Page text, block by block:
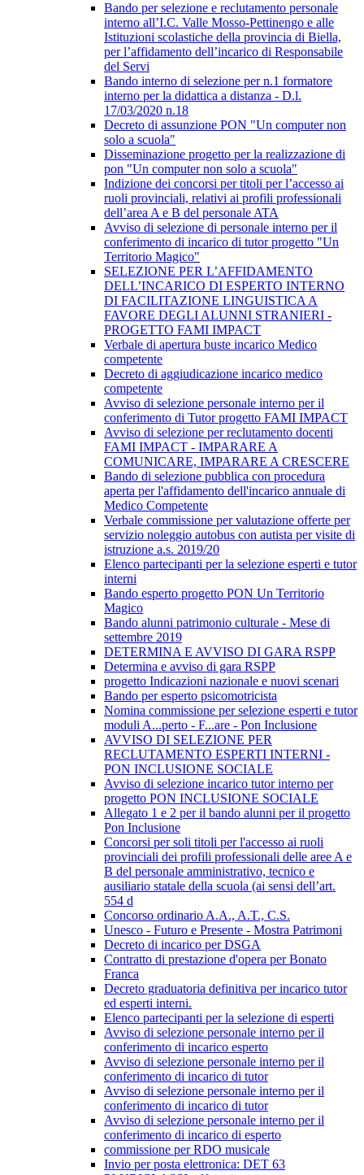
Bando per selezione e reclutamento personale
interno all’I.C. Valle Mosso-Pettinengo e alle
Istituzioni scolastiche della provincia di Biella,
per l’affidamento dell’incarico di Responsabile
del Servi
Bando interno di selezione per n.1 formatore
interno per la didattica a distanza - D.l.
17/03/2020 n.18
Decreto di assunzione PON "Un computer non
solo a scuola"
Disseminazione progetto per la realizzazione di
pon "Un computer non solo a scuola"
Indizione dei concorsi per titoli per l’accesso ai
ruoli provinciali, relativi ai profili professionali
dell’area A e B del personale ATA
Avviso di selezione di personale interno per il
conferimento di incarico di tutor progetto "Un
Territorio Magico"
SELEZIONE PER L’AFFIDAMENTO
DELL’INCARICO DI ESPERTO INTERNO
DI FACILITAZIONE LINGUISTICA A
FAVORE DEGLI ALUNNI STRANIERI -
PROGETTO FAMI IMPACT
Verbale di apertura buste incarico Medico
competente
Decreto di aggiudicazione incarico medico
competente
Avviso di selezione personale interno per il
conferimento di Tutor progetto FAMI IMPACT
Avviso di selezione per reclutamento docenti
FAMI IMPACT - IMPARARE A
COMUNICARE, IMPARARE A CRESCERE
Bando di selezione pubblica con procedura
aperta per l'affidamento dell'incarico annuale di
Medico Competente
Verbale commissione per valutazione offerte per
servizio noleggio autobus con autista per visite di
istruzione a.s. 2019/20
Elenco partecipanti per la selezione esperti e tutor
interni
Bando esperto progetto PON Un Territorio
Magico
Bando alunni patrimonio culturale - Mese di
settembre 2019
DETERMINA E AVVISO DI GARA RSPP
Determina e avviso di gara RSPP
progetto Indicazioni nazionale e nuovi scenari
Bando per esperto psicomotricista
Nomina commissione per selezione esperti e tutor
moduli A...perto - F...are - Pon Inclusione
AVVISO DI SELEZIONE PER
RECLUTAMENTO ESPERTI INTERNI -
PON INCLUSIONE SOCIALE
Avviso di selezione incarico tutor interno per
progetto PON INCLUSIONE SOCIALE
Allegato 1 e 2 per il bando alunni per il progetto
Pon Inclusione
Concorsi per soli titoli per l'accesso ai ruoli
provinciali dei profili professionali delle aree A e
B del personale amministrativo, tecnico e
ausiliario statale della scuola (ai sensi dell’art.
554 d
Concorso ordinario A.A., A.T., C.S.
Unesco - Futuro e Presente - Mostra Patrimoni
Decreto di incarico per DSGA
Contratto di prestazione d'opera per Bonato
Franca
Decreto graduatoria definitiva per incarico tutor
ed esperti interni.
Elenco partecipanti per la selezione di esperti
Avviso di selezione personale interno per il
conferimento di incarico esperto
Avviso di selezione personale interno per il
conferimento di incarico di tutor
Avviso di selezione personale interno per il
conferimento di incarico di tutor
Avviso di selezione personale interno per il
conferimento di incarico di esperto
commissione per RDO musicale
Invio per posta elettronica: DET 63